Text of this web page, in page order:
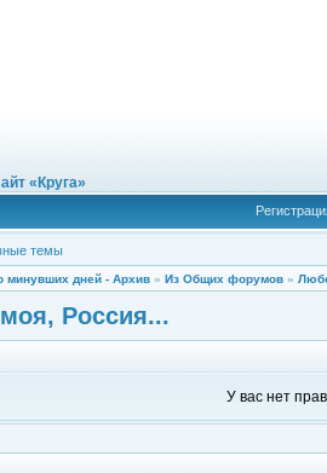
«Круга»
темы
минувших дней - Архив » Из Общих форумов »
Россия...
У вас нет